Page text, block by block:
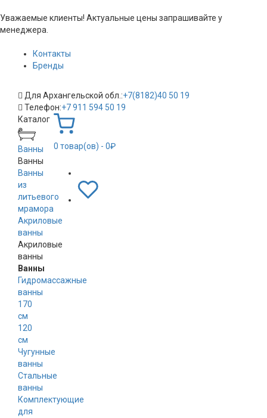
Уважаемые клиенты! Актуальные цены запрашивайте у
менеджера.
Контакты
Бренды
Для Архангельской обл.:+7(8182)40 50 19
Телефон:+7 911 594 50 19
Каталог
Ванны
Ванны
Ванны
из
литьевого
мрамора
Акриловые
ванны
Акриловые
ванны
Ванны
Гидромассажные
ванны
170
см
120
см
Чугунные
ванны
Стальные
ванны
Комплектующие
для
0 товар(ов) - 0₽